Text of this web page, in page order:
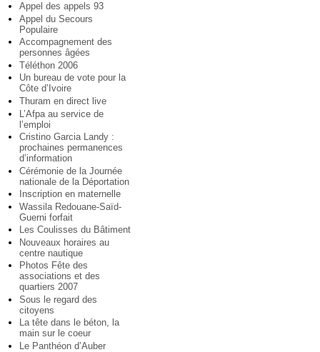
Appel des appels 93
Appel du Secours
Populaire
Accompagnement des
personnes âgées
Téléthon 2006
Un bureau de vote pour la
Côte d’Ivoire
Thuram en direct live
L’Afpa au service de
l’emploi
Cristino Garcia Landy :
prochaines permanences
d’information
Cérémonie de la Journée
nationale de la Déportation
Inscription en maternelle
Wassila Redouane-Saïd-
Guerni forfait
Les Coulisses du Bâtiment
Nouveaux horaires au
centre nautique
Photos Fête des
associations et des
quartiers 2007
Sous le regard des
citoyens
La tête dans le béton, la
main sur le coeur
Le Panthéon d’Auber